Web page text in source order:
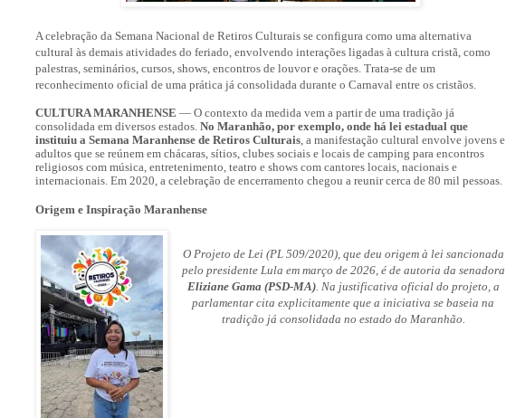
A celebração da Semana Nacional de Retiros Culturais se configura como uma alternativa
cultural às demais atividades do feriado, envolvendo interações ligadas à cultura cristã, como
palestras, seminários, cursos, shows, encontros de louvor e orações. Trata-se de um
reconhecimento oficial de uma prática já consolidada durante o Carnaval entre os cristãos.
CULTURA MARANHENSE — O contexto da medida vem a partir de uma tradição já
consolidada em diversos estados. No Maranhão, por exemplo, onde há lei estadual que
instituiu a Semana Maranhense de Retiros Culturais , a manifestação cultural envolve jovens e
adultos que se reúnem em chácaras, sítios, clubes sociais e locais de camping para encontros
religiosos com música, entretenimento, teatro e shows com cantores locais, nacionais e
internacionais. Em 2020, a celebração de encerramento chegou a reunir cerca de 80 mil pessoas.
Origem e Inspiração Maranhense
O Projeto de Lei (PL 509/2020), que deu origem à lei sancionada
pelo presidente Lula em março de 2026, é de autoria da senadora
Eliziane Gama (PSD-MA). Na justificativa oficial do projeto, a
parlamentar cita explicitamente que a iniciativa se baseia na
tradição já consolidada no estado do Maranhão.